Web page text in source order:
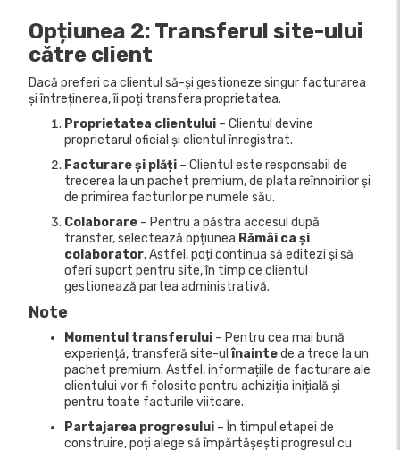
Opțiunea 2: Transferul site-ului
către client
Dacă preferi ca clientul să-și gestioneze singur facturarea
și întreținerea, îi poți transfera proprietatea.
Proprietatea clientului – Clientul devine
proprietarul oficial și clientul înregistrat.
Facturare și plăți – Clientul este responsabil de
trecerea la un pachet premium, de plata reînnoirilor și
de primirea facturilor pe numele său.
Colaborare – Pentru a păstra accesul după
transfer, selectează opțiunea Rămâi ca și
colaborator. Astfel, poți continua să editezi și să
oferi suport pentru site, în timp ce clientul
gestionează partea administrativă.
Note
Momentul transferului – Pentru cea mai bună
experiență, transferă site-ulînaintede a trece la un
pachet premium. Astfel, informațiile de facturare ale
clientului vor fi folosite pentru achiziția inițială și
pentru toate facturile viitoare.
Partajarea progresului – În timpul etapei de
construire, poți alege să împărtășești progresul cu